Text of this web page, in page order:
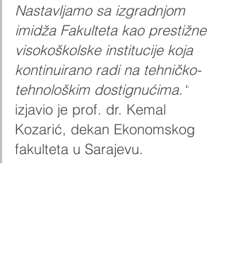
Nastavljamo sa izgradnjom
imidža Fakulteta kao prestižne
visokoškolske institucije koja
kontinuirano radi na tehničko-
tehnološkim dostignućima.“
izjavio je prof. dr. Kemal
Kozarić, dekan Ekonomskog
fakulteta u Sarajevu.